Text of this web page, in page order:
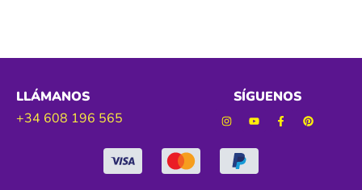
LLÁMANOS
+34 608 196 565
SÍGUENOS